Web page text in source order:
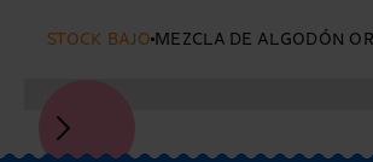
STOCK BAJO MEZCLA DE ALGODÓN